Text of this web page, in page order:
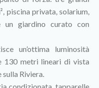
piscina privata, solarium,
un giardino curato con
un’ottima luminosità
130 metri lineari di vista
Riviera.